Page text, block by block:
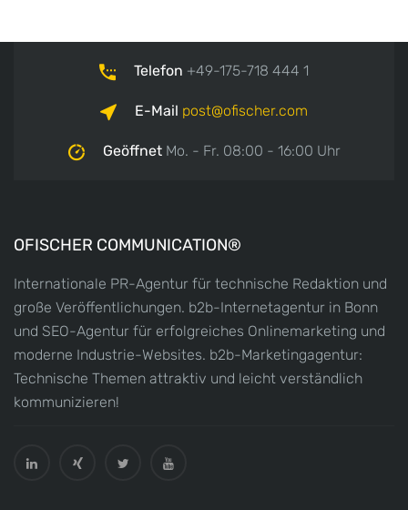
Telefon +49-175-718 444 1
E-Mail post ofischer.com
GeöffnetMo. - Fr. 08:00 - 16:00 Uhr
OFISCHER COMMUNICATION®
Internationale PR-Agentur für technische Redaktion und
große Veröffentlichungen. b2b-Internetagentur in Bonn
und SEO-Agentur für erfolgreiches Onlinemarketing und
moderne Industrie-Websites. b2b-Marketingagentur:
Technische Themen attraktiv und leicht verständlich
kommunizieren!